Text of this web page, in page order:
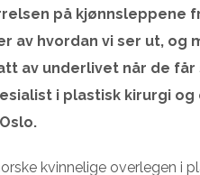
på kjønnsleppene
av hvordan vi ser ut, og
av underlivet når de
i plastisk kirurgi
kvinnelige overlegen i